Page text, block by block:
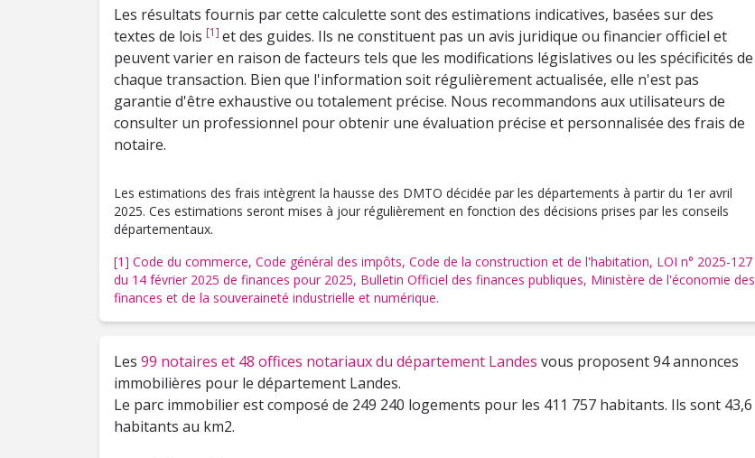
Les résultats fournis par cette calculette sont des estimations indicatives, basées sur des
textes de lois [1] et des guides. Ils ne constituent pas un avis juridique ou financier officiel et
peuvent varier en raison de facteurs tels que les modifications législatives ou les spécificités de
chaque transaction. Bien que l'information soit régulièrement actualisée, elle n'est pas
garantie d'être exhaustive ou totalement précise. Nous recommandons aux utilisateurs de
consulter un professionnel pour obtenir une évaluation précise et personnalisée des frais de
notaire.
Les estimations des frais intègrent la hausse des DMTO décidée par les départements à partir du 1er avril
2025. Ces estimations seront mises à jour régulièrement en fonction des décisions prises par les conseils
départementaux.
[1] Code du commerce, Code général des impôts, Code de la construction et de l'habitation, LOI n° 2025-127
du 14 février 2025 de finances pour 2025, Bulletin Officiel des finances publiques, Ministère de l'économie des
finances et de la souveraineté industrielle et numérique.
Les 99 notaires et 48 offices notariaux du département Landes vous proposent 94 annonces
immobilières pour le département Landes.
Le parc immobilier est composé de 249 240 logements pour les 411 757 habitants. Ils sont 43,6
habitants au km2.